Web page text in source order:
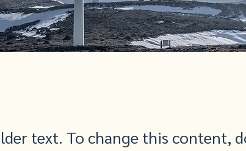
text. To change this content,